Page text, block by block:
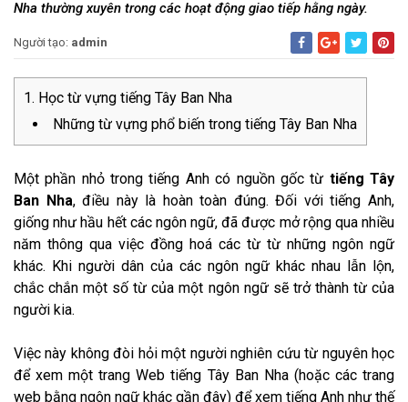
Nha thường xuyên trong các hoạt động giao tiếp hằng ngày.
Người tạo: admin
Học từ vựng tiếng Tây Ban Nha
Những từ vựng phổ biến trong tiếng Tây Ban Nha
Một phần nhỏ trong tiếng Anh có nguồn gốc từ tiếng Tây
Ban Nha, điều này là hoàn toàn đúng. Đối với tiếng Anh,
giống như hầu hết các ngôn ngữ, đã được mở rộng qua nhiều
năm thông qua việc đồng hoá các từ từ những ngôn ngữ
khác. Khi người dân của các ngôn ngữ khác nhau lẫn lộn,
chắc chắn một số từ của một ngôn ngữ sẽ trở thành từ của
người kia.
Việc này không đòi hỏi một người nghiên cứu từ nguyên học
để xem một trang Web tiếng Tây Ban Nha (hoặc các trang
web bằng ngôn ngữ khác gần đây) để xem tiếng Anh như thế